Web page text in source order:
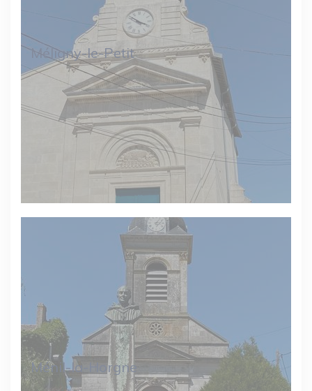
Méligny-le-Petit
Ménil-la-Horgne